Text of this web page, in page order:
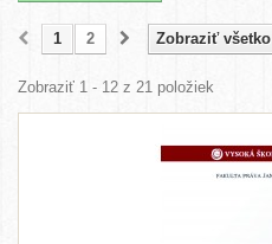
Zobraziť všetko
1 2
Zobraziť 1 - 12 z 21 položiek